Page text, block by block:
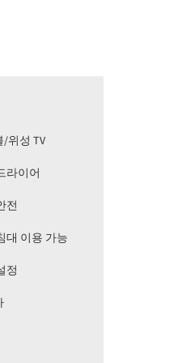
/위성 TV
라이어
전
대 이용 가능
정